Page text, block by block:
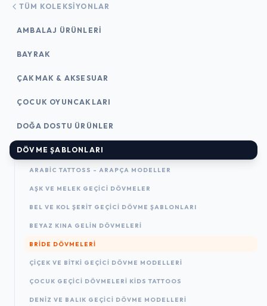
TÜM KOLEKSIYONLAR
AMBALAJ ÜRÜNLERI
BAYRAK
ÇAKMAK & AKSESUAR
ÇOCUK OYUNCAKLARI
DOĞA DOSTU ÜRÜNLER
DÖVME ŞABLONLARI
ARABIC TATTOSS - ARAPÇA MODELLER
AŞK VE MELEK GEÇICI DÖVMELER
BEL VE KOL ŞERIT GEÇICI DÖVME ŞABLONLARI
BEYAZ KINA GELIN DÖVMELERI
BRIDE DÖVMELERI
ÇIÇEK VE BITKI GEÇICI DÖVME MODELLERI
ÇOCUK GEÇICI DÖVMELERI KIDS TATTOOS
DENIZ VE BALIK GEÇICI DÖVME MODELLERI